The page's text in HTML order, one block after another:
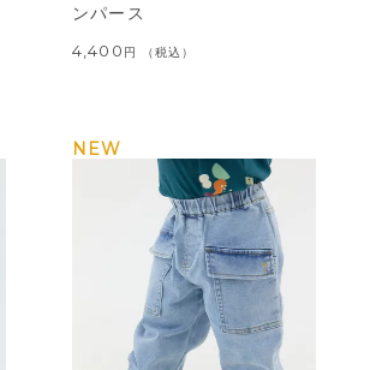
ンパース
4,400 税込
NEW